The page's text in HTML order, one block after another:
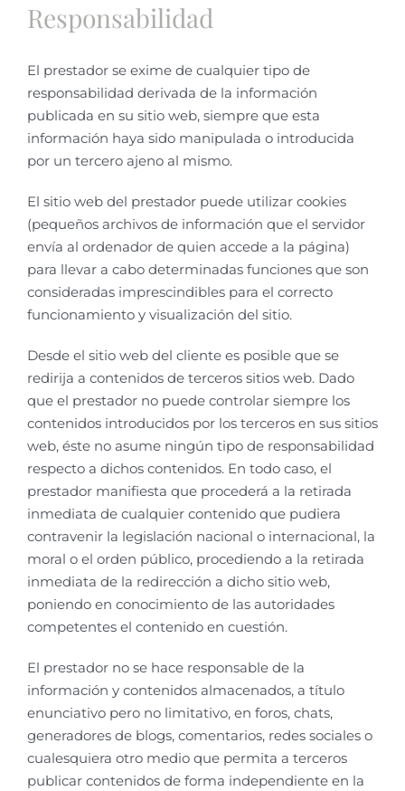
Responsabilidad
El prestador se exime de cualquier tipo de
responsabilidad derivada de la información
publicada en su sitio web, siempre que esta
información haya sido manipulada o introducida
por un tercero ajeno al mismo.
El sitio web del prestador puede utilizar cookies
(pequeños archivos de información que el servidor
envía al ordenador de quien accede a la página)
para llevar a cabo determinadas funciones que son
consideradas imprescindibles para el correcto
funcionamiento y visualización del sitio.
Desde el sitio web del cliente es posible que se
redirija a contenidos de terceros sitios web. Dado
que el prestador no puede controlar siempre los
contenidos introducidos por los terceros en sus sitios
web, éste no asume ningún tipo de responsabilidad
respecto a dichos contenidos. En todo caso, el
prestador manifiesta que procederá a la retirada
inmediata de cualquier contenido que pudiera
contravenir la legislación nacional o internacional, la
moral o el orden público, procediendo a la retirada
inmediata de la redirección a dicho sitio web,
poniendo en conocimiento de las autoridades
competentes el contenido en cuestión.
El prestador no se hace responsable de la
información y contenidos almacenados, a título
enunciativo pero no limitativo, en foros, chats,
generadores de blogs, comentarios, redes sociales o
cualesquiera otro medio que permita a terceros
publicar contenidos de forma independiente en la